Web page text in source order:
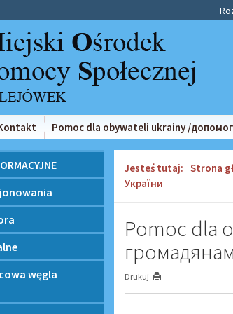
Pomoc dla obywateli ukrainy /
węgla
Jesteś tutaj: Strona
України
Pomoc dla
Drukuj